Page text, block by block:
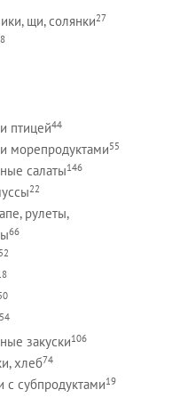
щи, солянки27
птицей44
морепродуктами55
салаты146
22
рулеты,
66
52
54
закуски106
хлеб74
с субпродуктами19